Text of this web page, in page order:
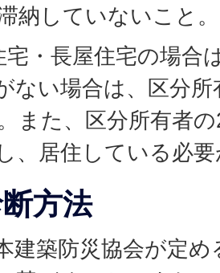
納していないこと。
宅・長屋住宅の場合
ない場合は、区分
また、区分所有者
、居住している必
方法
建築防災協会が定